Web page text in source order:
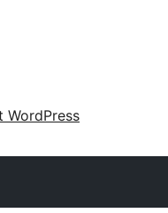
WordPress